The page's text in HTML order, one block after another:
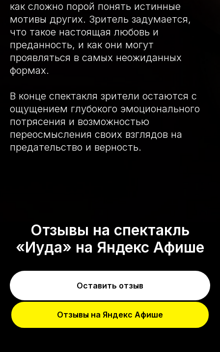
как сложно порой понять истинные
мотивы других. Зритель задумается,
что такое настоящая любовь и
преданность, и как они могут
проявляться в самых неожиданных
формах.
В конце спектакля зрители остаются с
ощущением глубокого эмоционального
потрясения и возможностью
переосмысления своих взглядов на
предательство и верность.
Отзывы на спектакль
«Иуда» на Яндекс Афише
Оставить отзыв
Отзывы на Яндекс Афише